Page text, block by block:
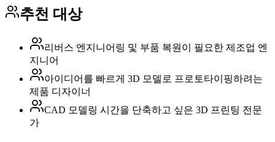
추천 대상
리버스 엔지니어링 및 부품 복원이 필요한 제조업 엔
지니어
아이디어를 빠르게 3D 모델로 프로토타이핑하려는
제품 디자이너
CAD 모델링 시간을 단축하고 싶은 3D 프린팅 전문
가